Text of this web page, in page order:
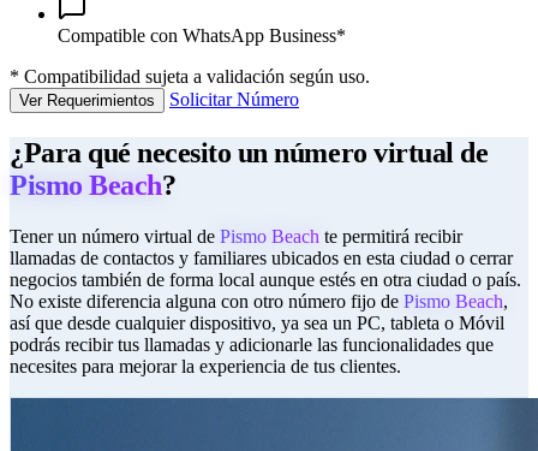
Compatible con WhatsApp Business*
* Compatibilidad sujeta a validación según uso.
Ver Requerimientos Solicitar Número
¿Para qué necesito un número virtual de
Pismo Beach?
Tener un número virtual de Pismo Beach te permitirá recibir
llamadas de contactos y familiares ubicados en esta ciudad o cerrar
negocios también de forma local aunque estés en otra ciudad o país.
No existe diferencia alguna con otro número fijo de Pismo Beach,
así que desde cualquier dispositivo, ya sea un PC, tableta o Móvil
podrás recibir tus llamadas y adicionarle las funcionalidades que
necesites para mejorar la experiencia de tus clientes.